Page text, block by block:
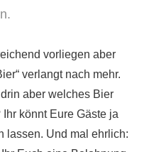
vorliegen aber
verlangt nach mehr.
aber welches Bier
könnt Eure Gäste ja
lassen. Und mal ehrlich: